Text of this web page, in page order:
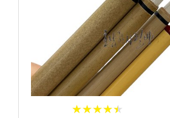
★★★★★
★★★★★